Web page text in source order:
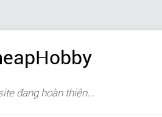
đang hoàn thiện...